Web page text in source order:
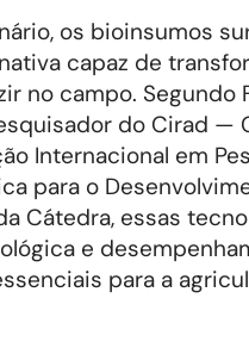
os bioinsumos
capaz de
no campo. Segundo
do Cirad —
Internacional em
para o
Cátedra, essas
e
para a